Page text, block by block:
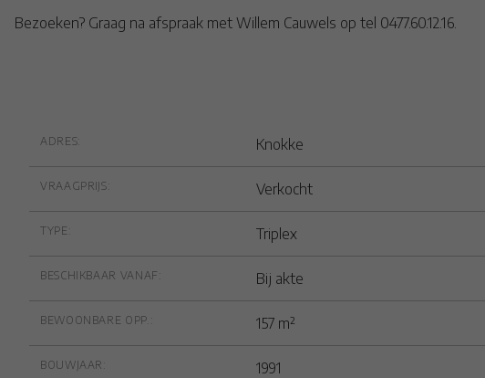
Bezoeken? Graag na afspraak met Willem Cauwels op tel 0477.60.12.16.
Algemeen
ADRES: Knokke
VRAAGPRIJS: Verkocht
TYPE: Triplex
BESCHIKBAAR VANAF: Bij akte
BEWOONBARE OPP.: 157 m²
BOUWJAAR: 1991